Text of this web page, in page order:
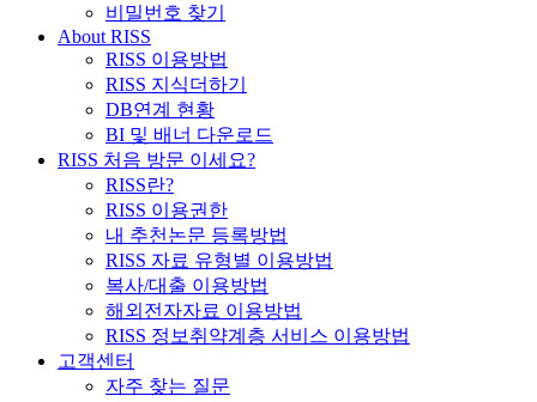
비밀번호 찾기
About RISS
RISS 이용방법
RISS 지식더하기
DB연계 현황
BI 및 배너 다운로드
RISS 처음 방문 이세요?
RISS란?
RISS 이용권한
내 추천논문 등록방법
RISS 자료 유형별 이용방법
복사/대출 이용방법
해외전자자료 이용방법
RISS 정보취약계층 서비스 이용방법
고객센터
자주 찾는 질문